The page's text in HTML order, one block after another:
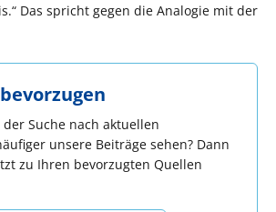
Das spricht gegen die Analogie mit der
Suche nach aktuellen
unsere Beiträge sehen? Dann
zu Ihren bevorzugten Quellen